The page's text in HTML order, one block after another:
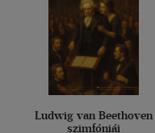
Ludwig van Beethoven
szimfóniái